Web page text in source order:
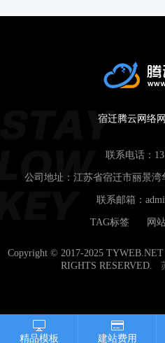
宿迁腾云网络
联系电话：
公司地址：江苏省宿迁市丽景湾
联系邮箱：
网
TAG标签
Copyright © 2017-2025 TYWEB.NET
RIGHTS RESERVED.
精品模板 建站费用